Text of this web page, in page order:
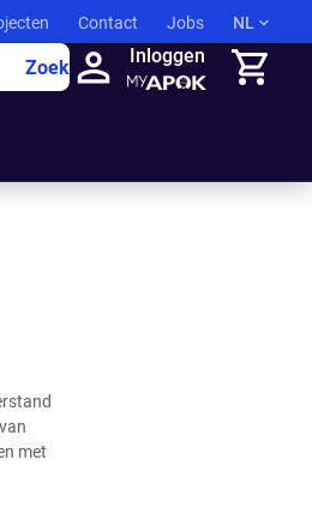
Contact Jobs NL
Zoek
Inloggen
met